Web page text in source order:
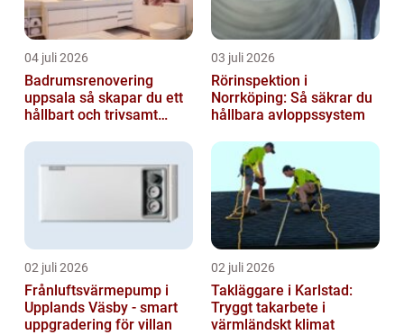
04 juli 2026
Badrumsrenovering
uppsala så skapar du ett
hållbart och trivsamt
03 juli 2026
Rörinspektion i
Norrköping: Så säkrar du
hållbara avloppssystem
02 juli 2026
Frånluftsvärmepump i
Upplands Väsby - smart
uppgradering för villan
02 juli 2026
Takläggare i Karlstad:
Tryggt takarbete i
värmländskt klimat